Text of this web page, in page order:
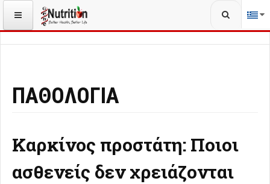
ΒΡΊΣΚΕΣΤΕ ΕΔΏ:
ΠΑΘΟΛΟΓΊΑ
Καρκίνος προστάτη: Ποιοι
ασθενείς δεν χρειάζονται